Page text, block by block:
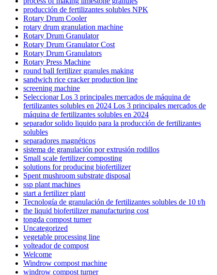
producción de fertilizantes solubles NPK
Rotary Drum Cooler
rotary drum granulation machine
Rotary Drum Granulator
Rotary Drum Granulator Cost
Rotary Drum Granulators
Rotary Press Machine
round ball fertilizer granules making
sandwich rice cracker production line
screening machine
Seleccionar Los 3 principales mercados de máquina de
fertilizantes solubles en 2024 Los 3 principales mercados de
máquina de fertilizantes solubles en 2024
separador solido liquido para la producción de fertilizantes
solubles
separadores magnéticos
sistema de granulación por extrusión rodillos
Small scale fertilizer composting
solutions for producing biofertilizer
Spent mushroom substrate disposal
ssp plant machines
start a fertilizer plant
Tecnología de granulación de fertilizantes solubles de 10 t/h
the liquid biofertilizer manufacturing cost
tongda compost turner
Uncategorized
vegetable processing line
volteador de compost
Welcome
Windrow compost machine
windrow compost turner